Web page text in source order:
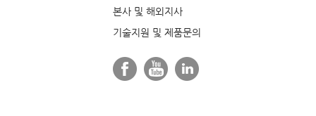
본사 및 해외지사
기술지원 및 제품문의